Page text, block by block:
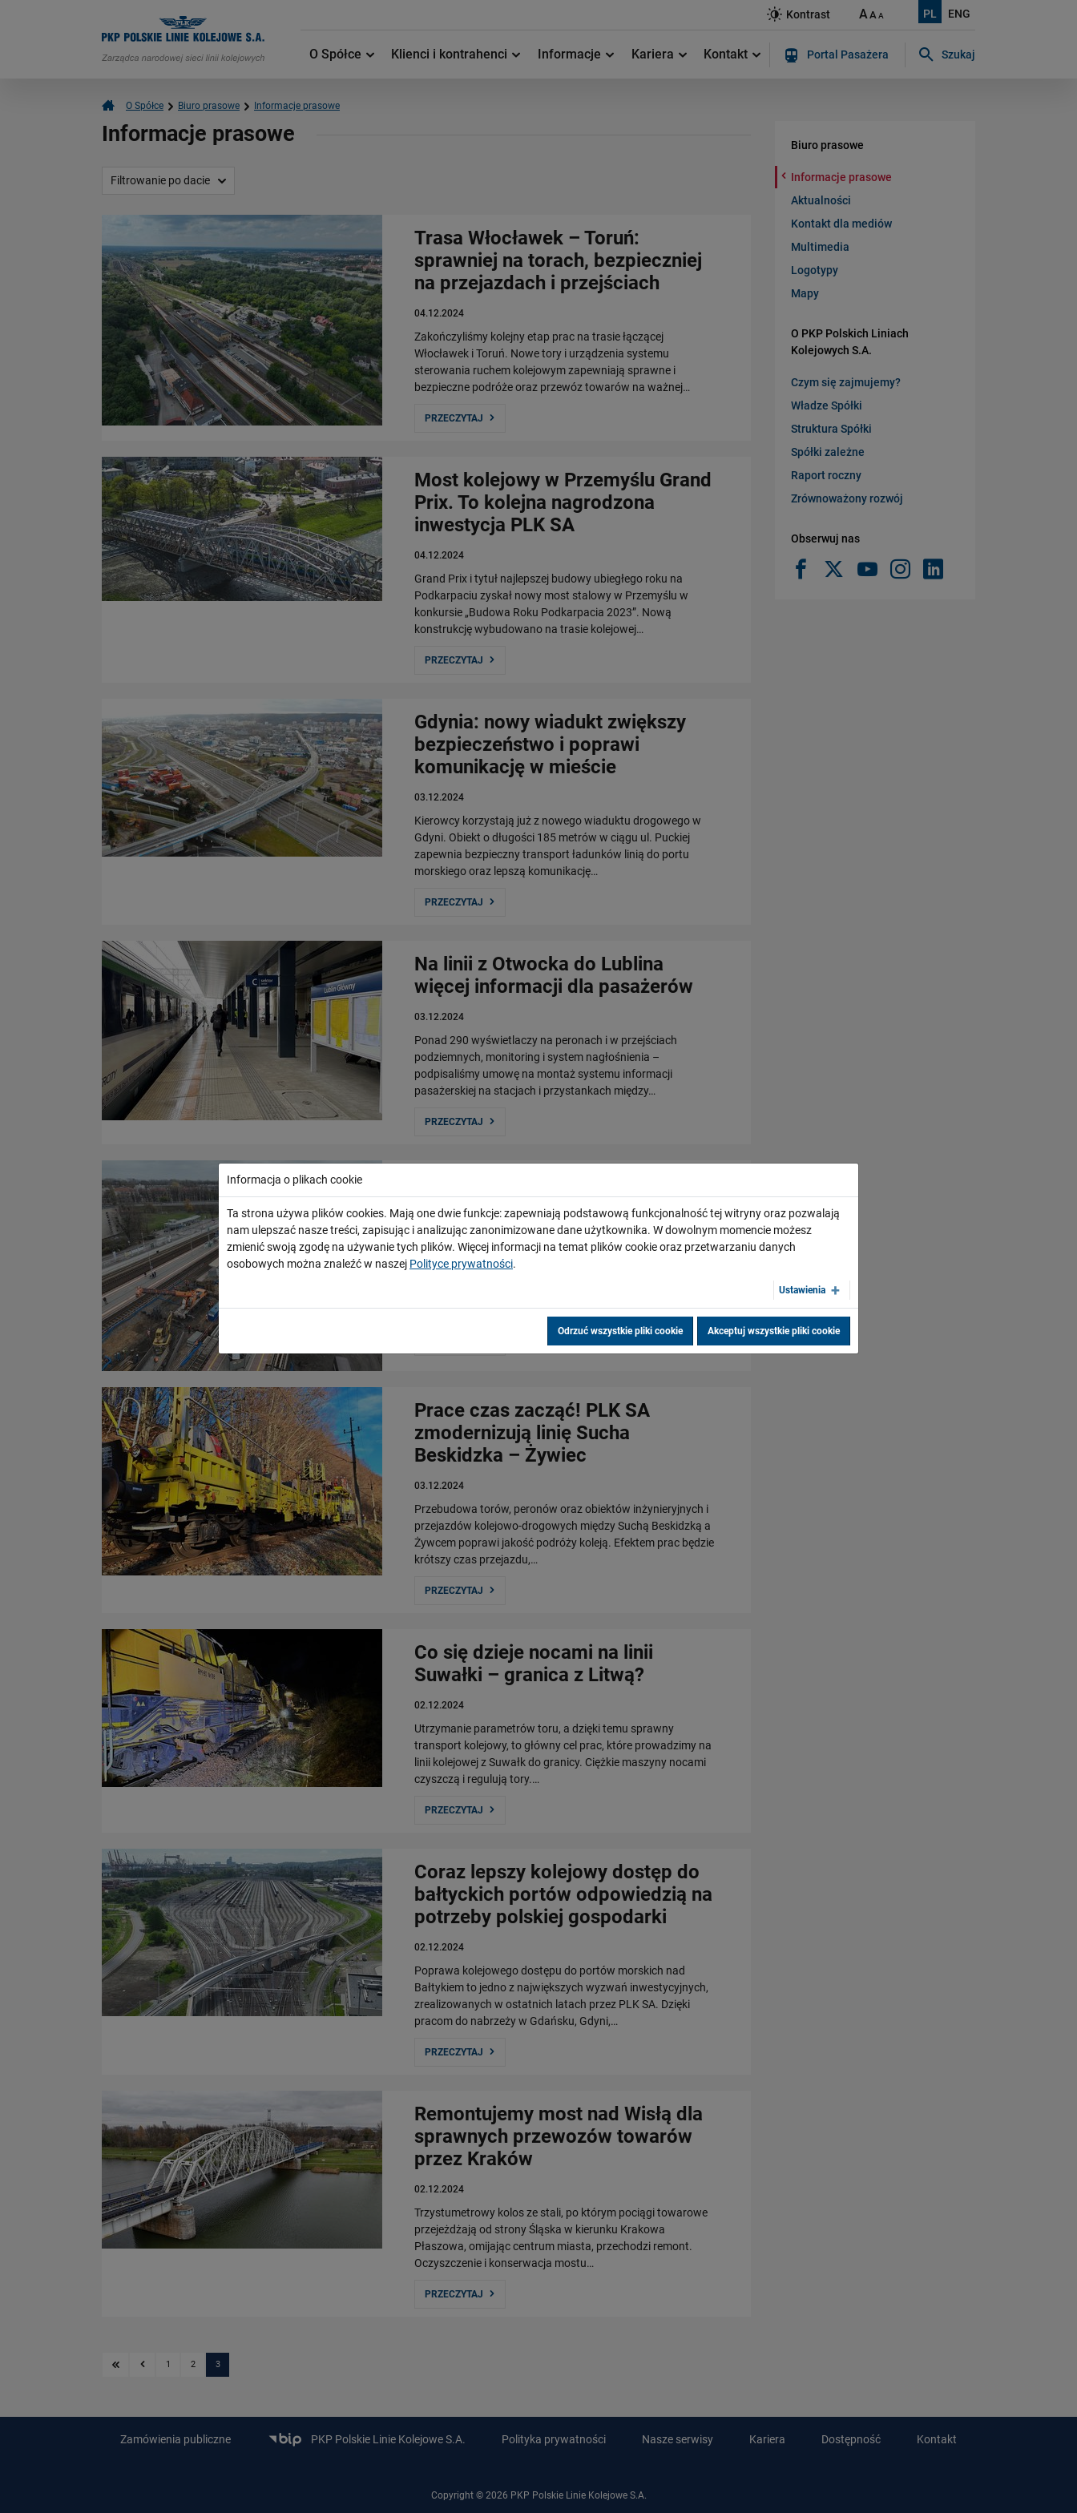
PL ENG
Kontrast AAA
O Spółce Klienci i kontrahenci Informacje Kariera Kontakt Portal Pasażera Szukaj
O Spółce Biuro prasowe Informacje prasowe
Informacje prasowe
Filtrowanie po dacie
Trasa Włocławek – Toruń:
sprawniej na torach, bezpieczniej
na przejazdach i przejściach
04.12.2024
Zakończyliśmy kolejny etap prac na trasie łączącej
Włocławek i Toruń. Nowe tory i urządzenia systemu
sterowania ruchem kolejowym zapewniają sprawne i
bezpieczne podróże oraz przewóz towarów na ważnej…
PRZECZYTAJ
Most kolejowy w Przemyślu Grand
Prix. To kolejna nagrodzona
inwestycja PLK SA
04.12.2024
Grand Prix i tytuł najlepszej budowy ubiegłego roku na
Podkarpaciu zyskał nowy most stalowy w Przemyślu w
konkursie „Budowa Roku Podkarpacia 2023”. Nową
konstrukcję wybudowano na trasie kolejowej…
PRZECZYTAJ
Gdynia: nowy wiadukt zwiększy
bezpieczeństwo i poprawi
komunikację w mieście
03.12.2024
Kierowcy korzystają już z nowego wiaduktu drogowego w
Gdyni. Obiekt o długości 185 metrów w ciągu ul. Puckiej
zapewnia bezpieczny transport ładunków linią do portu
morskiego oraz lepszą komunikację…
PRZECZYTAJ
Na linii z Otwocka do Lublina
więcej informacji dla pasażerów
03.12.2024
Ponad 290 wyświetlaczy na peronach i w przejściach
podziemnych, monitoring i system nagłośnienia –
podpisaliśmy umowę na montaż systemu informacji
pasażerskiej na stacjach i przystankach między…
PRZECZYTAJ
akustyczne
03.12.2024
Na stacji Warszawa Gdańska powstaną nowe ekrany
okolicznych bloków sąsiadujących ze stacją.…
Prace czas zacząć! PLK SA
zmodernizują linię Sucha
Beskidzka – Żywiec
03.12.2024
Przebudowa torów, peronów oraz obiektów inżynieryjnych i
przejazdów kolejowo-drogowych między Suchą Beskidzką a
Żywcem poprawi jakość podróży koleją. Efektem prac będzie
krótszy czas przejazdu,…
PRZECZYTAJ
Co się dzieje nocami na linii
Suwałki – granica z Litwą?
02.12.2024
Utrzymanie parametrów toru, a dzięki temu sprawny
transport kolejowy, to główny cel prac, które prowadzimy na
linii kolejowej z Suwałk do granicy. Ciężkie maszyny nocami
czyszczą i regulują tory.…
PRZECZYTAJ
Coraz lepszy kolejowy dostęp do
bałtyckich portów odpowiedzią na
potrzeby polskiej gospodarki
02.12.2024
Poprawa kolejowego dostępu do portów morskich nad
Bałtykiem to jedno z największych wyzwań inwestycyjnych,
zrealizowanych w ostatnich latach przez PLK SA. Dzięki
pracom do nabrzeży w Gdańsku, Gdyni,…
PRZECZYTAJ
Remontujemy most nad Wisłą dla
sprawnych przewozów towarów
przez Kraków
02.12.2024
Trzystumetrowy kolos ze stali, po którym pociągi towarowe
przejeżdżają od strony Śląska w kierunku Krakowa
Płaszowa, omijając centrum miasta, przechodzi remont.
Oczyszczenie i konserwacja mostu…
PRZECZYTAJ
Pierwsza stronaPoprzednia strona
1 2 3
Biuro prasowe
Informacje prasowe
Aktualności
Kontakt dla mediów
Multimedia
Logotypy
Mapy
O PKP Polskich Liniach
Kolejowych S.A.
Czym się zajmujemy?
Władze Spółki
Struktura Spółki
Spółki zależne
Raport roczny
Zrównoważony rozwój
Obserwuj nas
Zamówienia publiczne PKP Polskie Linie Kolejowe S.A. Polityka prywatności Nasze serwisy Kariera Dostępność Kontakt
Copyright © 2026 PKP Polskie Linie Kolejowe S.A.
Informacja o plikach cookie
Ta strona używa plików cookies. Mają one dwie funkcje: zapewniają podstawową funkcjonalność tej witryny oraz pozwalają
nam ulepszać nasze treści, zapisując i analizując zanonimizowane dane użytkownika. W dowolnym momencie możesz
zmienić swoją zgodę na używanie tych plików. Więcej informacji na temat plików cookie oraz przetwarzaniu danych
osobowych można znaleźć w naszej Polityce prywatności.
Ustawienia
Odrzuć wszystkie pliki cookie Akceptuj wszystkie pliki cookie